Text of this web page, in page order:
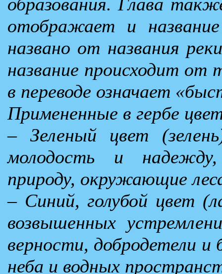
отображает и
названо от названия
название происходит от
в переводе означает
Примененные в гербе
– Зеленый цвет
молодость и
природу, окружающие
– Синий, голубой цвет
возвышенных
верности, добродетели
неба и водных